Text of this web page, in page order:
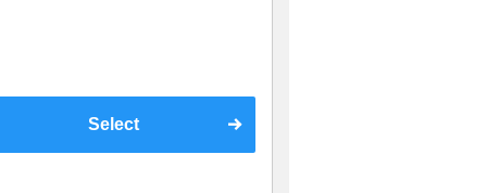
Select